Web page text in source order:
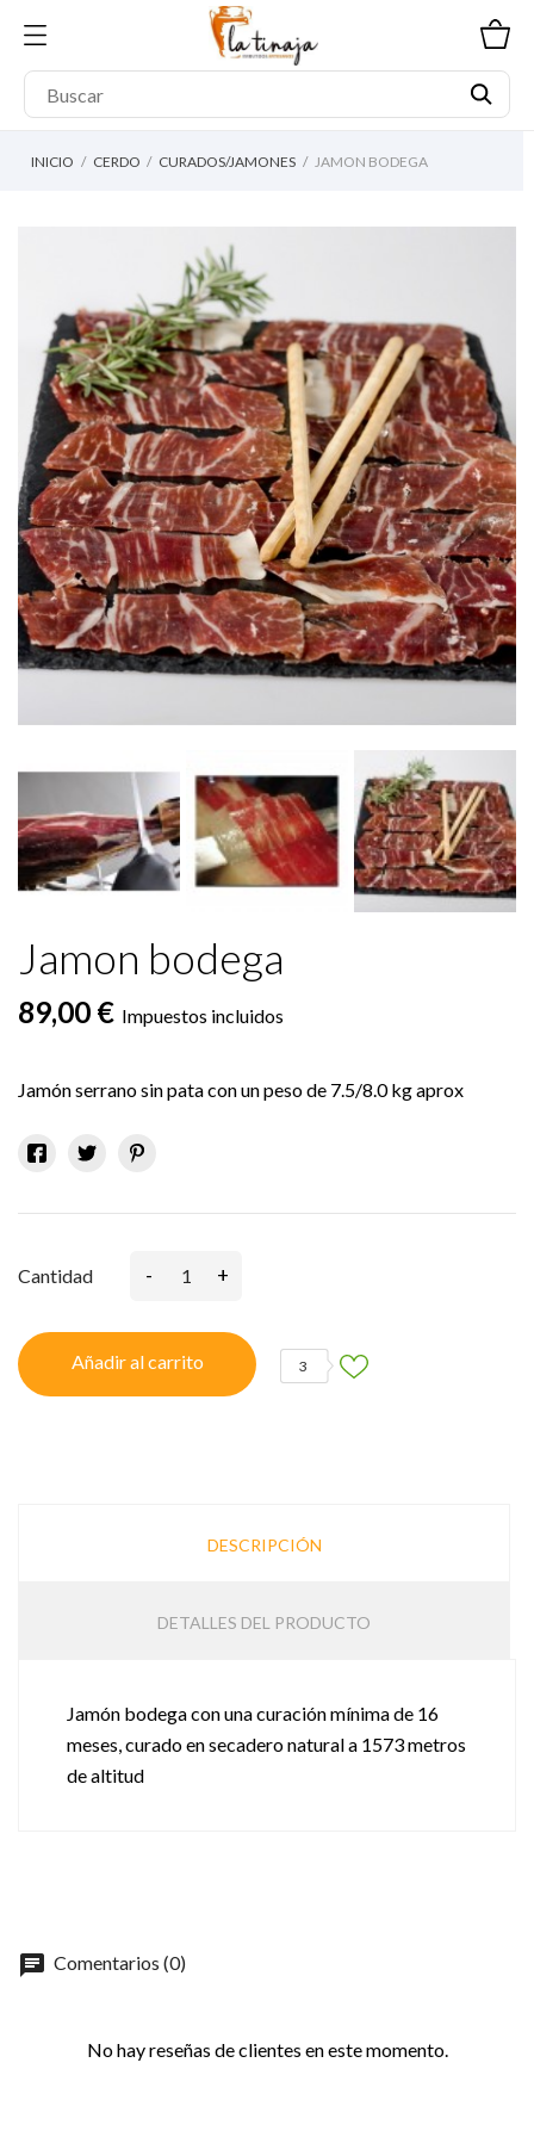
INICIO CERDO CURADOS/JAMONES JAMON BODEGA
Jamon bodega
89,00 € Impuestos incluidos
Jamón serrano sin pata con un peso de 7.5/8.0 kg aprox
Cantidad - +
Añadir al carrito 3
DESCRIPCIÓN
DETALLES DEL PRODUCTO
Jamón bodega con una curación mínima de 16
meses, curado en secadero natural a 1573 metros
de altitud
chat Comentarios (0)
No hay reseñas de clientes en este momento.